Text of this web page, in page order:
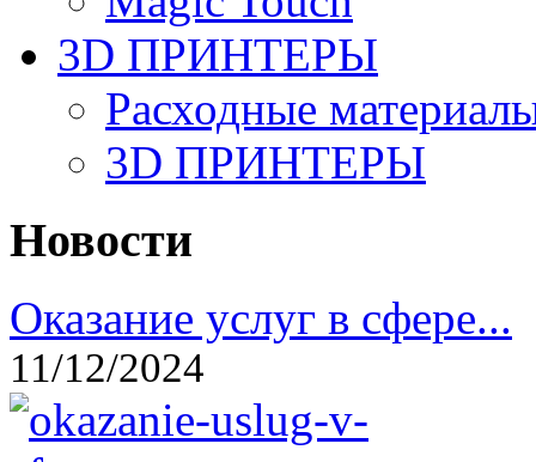
3D ПРИНТЕРЫ
Расходные
3D ПРИНТЕРЫ
Новости
Оказание услуг в сфере...
11/12/2024